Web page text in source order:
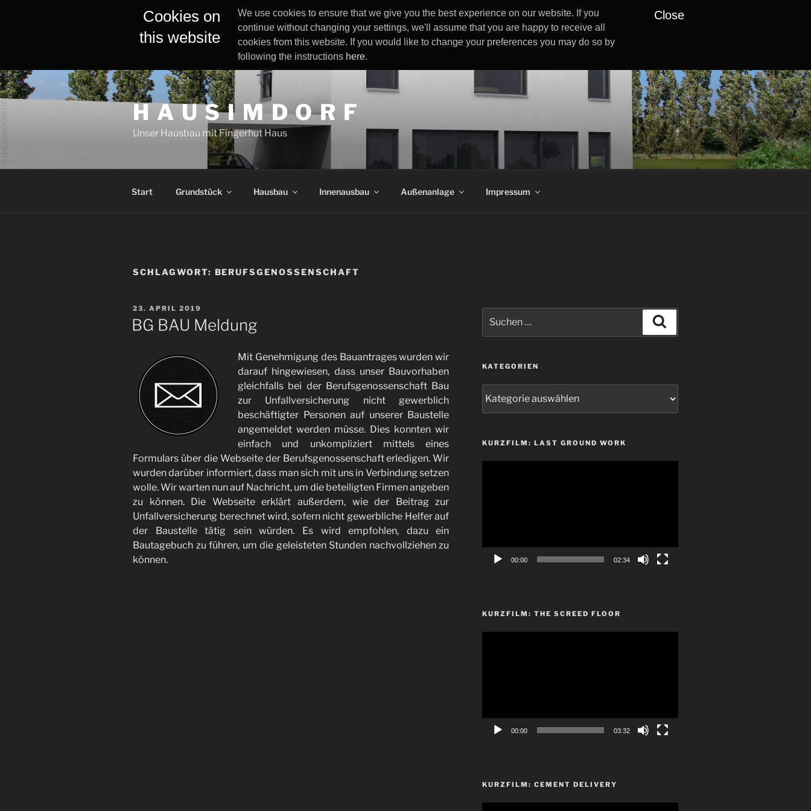
Cookies on
this website
We use cookies to ensure that we give you the best experience on our website. If you
continue without changing your settings, we'll assume that you are happy to receive all
cookies from this website. If you would like to change your preferences you may do so by
following the instructions here.
Close
Zum
Inhalt
springen
H A U S I M D O R F
Unser Hausbau mit Fingerhut Haus
Start Grundstück Hausbau Innenausbau Außenanlage Impressum
SCHLAGWORT: BERUFSGENOSSENSCHAFT
VERÖFFENTLICHT
AM
23. APRIL 2019
BG BAU Meldung
Mit Genehmigung des Bauantrages wurden wir
darauf hingewiesen, dass unser Bauvorhaben
gleichfalls bei der Berufsgenossenschaft Bau
zur Unfallversicherung nicht gewerblich
beschäftigter Personen auf unserer Baustelle
angemeldet werden müsse. Dies konnten wir
einfach und unkompliziert mittels eines
Formulars über die Webseite der Berufsgenossenschaft erledigen. Wir
wurden darüber informiert, dass man sich mit uns in Verbindung setzen
wolle. Wir warten nun auf Nachricht, um die beteiligten Firmen angeben
zu können. Die Webseite erklärt außerdem, wie der Beitrag zur
Unfallversicherung berechnet wird, sofern nicht gewerbliche Helfer auf
der Baustelle tätig sein würden. Es wird empfohlen, dazu ein
Bautagebuch zu führen, um die geleisteten Stunden nachvollziehen zu
können.
nach:
KATEGORIEN
KURZFILM: LAST GROUND WORK
00:00 02:34
KURZFILM: THE SCREED FLOOR
00:00 03:32
KURZFILM: CEMENT DELIVERY